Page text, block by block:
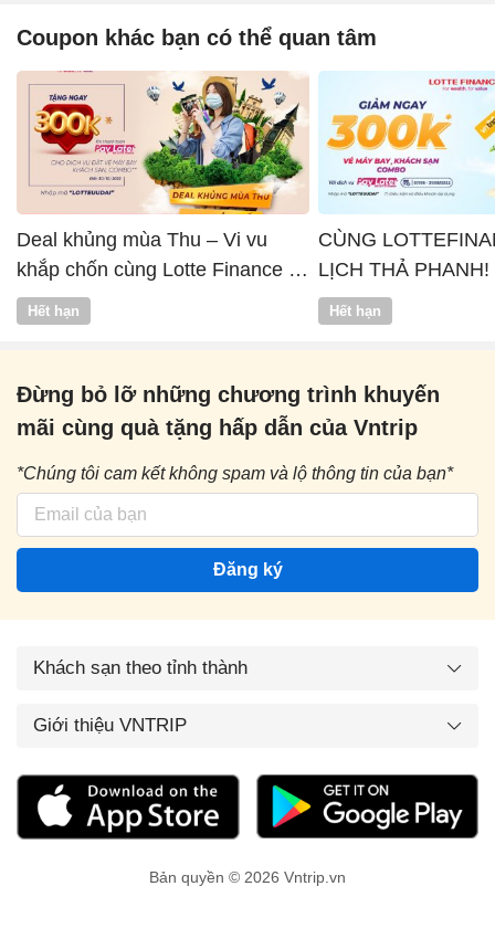
Coupon khác bạn có thể quan tâm
Deal khủng mùa Thu – Vi vu
khắp chốn cùng Lotte Finance x
Vntrip
Hết hạn
CÙNG
LỊCH THẢ PHANH!
Hết hạn
Đừng bỏ lỡ những chương trình khuyến
mãi cùng quà tặng hấp dẫn của Vntrip
*Chúng tôi cam kết không spam và lộ thông tin của bạn*
Đăng ký
Khách sạn theo tỉnh thành
Giới thiệu VNTRIP
Bản quyền © 2026 Vntrip.vn